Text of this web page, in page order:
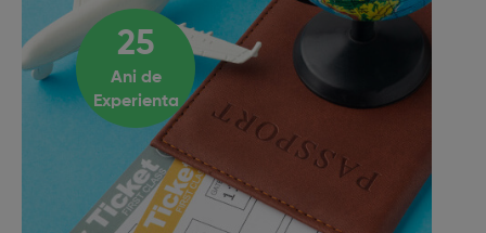
25
Ani de
Experienta